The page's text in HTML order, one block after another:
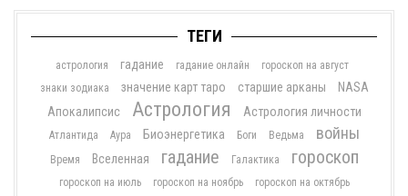
ТЕГИ
астрология гадание гадание онлайн
гороскоп на август
знаки зодиака
значение карт таро старшие арканы
NASA
Апокалипсис
Астрология Астрология личности
Атлантида Аура Биоэнергетика Боги Ведьма войны
Время Вселенная гадание Галактика гороскоп
гороскоп на июль гороскоп на ноябрь
гороскоп на октябрь